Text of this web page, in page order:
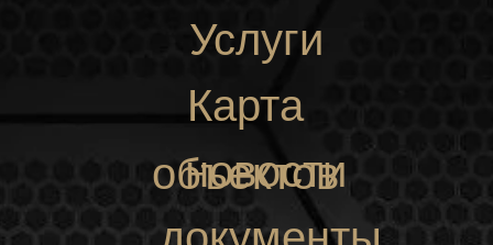
новости
Карта
объектов
Услуги